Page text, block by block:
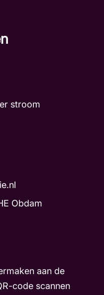
stroom
Obdam
aan de
code scannen